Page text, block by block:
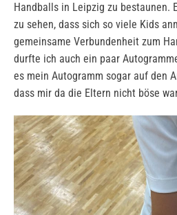
Handballs in Leipzig zu bestaunen.
zu sehen, dass sich so viele Kids
gemeinsame Verbundenheit zum
durfte ich auch ein paar
es mein Autogramm sogar auf den
dass mir da die Eltern nicht böse